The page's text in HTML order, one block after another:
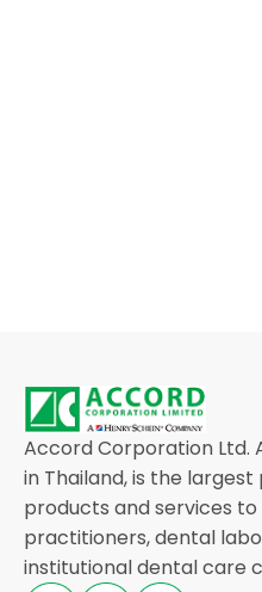
Accord Corporation Ltd.
in Thailand, is the
products and services
practitioners, dental
institutional dental care